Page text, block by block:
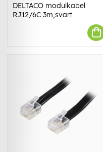
DELTACO modulkabel
RJ12/6C 3m,svart